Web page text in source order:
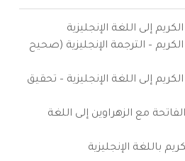
إلى اللغة الإنجليزية
– الترجمة الإنجليزية (صحيح
إلى اللغة الإنجليزية – تحقيق
مع الزهراوين إلى اللغة
باللغة الإنجليزية